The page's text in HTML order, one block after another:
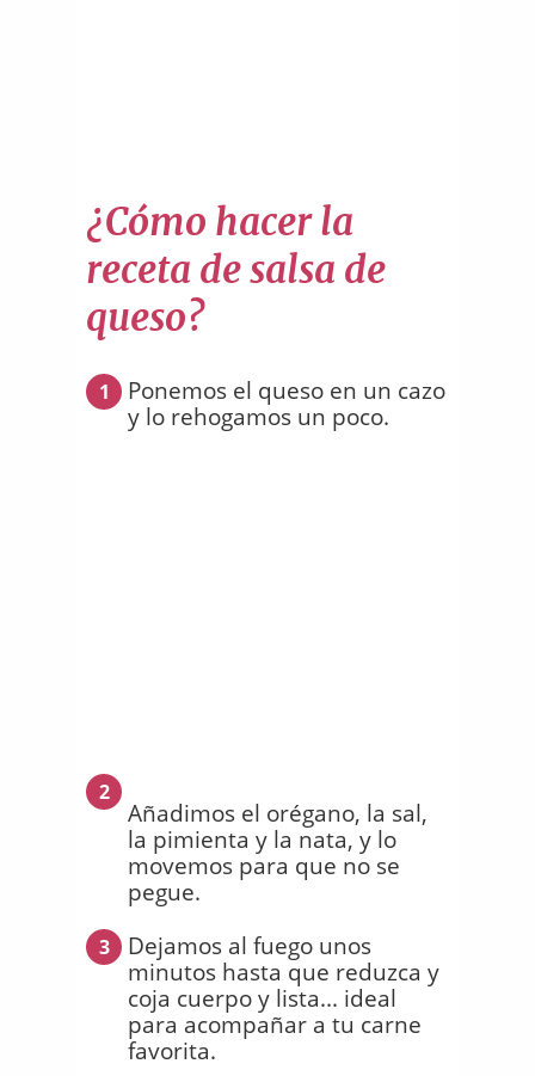
¿Cómo hacer la
receta de salsa de
queso?
1
Ponemos el queso en un cazo
y lo rehogamos un poco.
2
Añadimos el orégano, la sal,
la pimienta y la nata, y lo
movemos para que no se
pegue.
3
Dejamos al fuego unos
minutos hasta que reduzca y
coja cuerpo y lista... ideal
para acompañar a tu carne
favorita.